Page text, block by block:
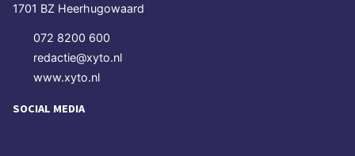
1701 BZ Heerhugowaard
072 8200 600
redactie@xyto.nl
www.xyto.nl
SOCIAL MEDIA